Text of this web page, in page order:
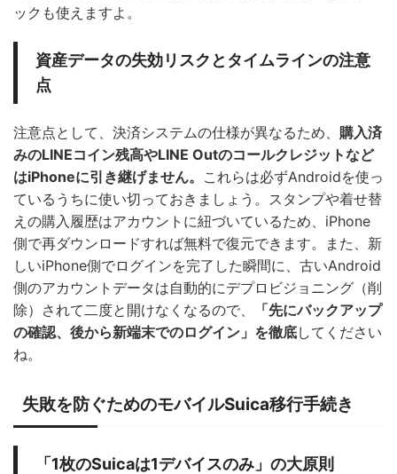
ックも使えますよ。
資産データの失効リスクとタイムラインの注意
点
注意点として、決済システムの仕様が異なるため、 購入済
みのLINEコイン残高やLINE Outのコールクレジットなど
はiPhoneに引き継げません。 これらは必ずAndroidを使っ
ているうちに使い切っておきましょう。スタンプや着せ替
えの購入履歴はアカウントに紐づいているため、iPhone
側で再ダウンロードすれば無料で復元できます。また、新
しいiPhone側でログインを完了した瞬間に、古いAndroid
側のアカウントデータは自動的にデプロビジョニング（削
除）されて二度と開けなくなるので、
「先にバックアップ
の確認、後から新端末でのログイン」を徹底してください
ね。
失敗を防ぐためのモバイルSuica移行手続き
「1枚のSuicaは1デバイスのみ」の大原則